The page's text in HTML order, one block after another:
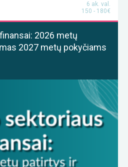
6 ak. val.
150 - 180€
2026 metų
2027 metų pokyčiams